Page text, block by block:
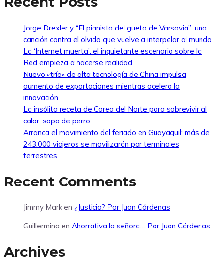
Jorge Drexler y “El pianista del gueto de Varsovia”: una
canción contra el olvido que vuelve a interpelar al mundo
La ‘Internet muerta’: el inquietante escenario sobre la
Red empieza a hacerse realidad
Nuevo «trío» de alta tecnología de China impulsa
aumento de exportaciones mientras acelera la
innovación
La insólita receta de Corea del Norte para sobrevivir al
calor: sopa de perro
Arranca el movimiento del feriado en Guayaquil: más de
243.000 viajeros se movilizarán por terminales
terrestres
Recent Comments
Jimmy Mark en ¿Justicia? Por Juan Cárdenas
Guillermina en Ahorrativa la señora… Por Juan Cárdenas
Archives